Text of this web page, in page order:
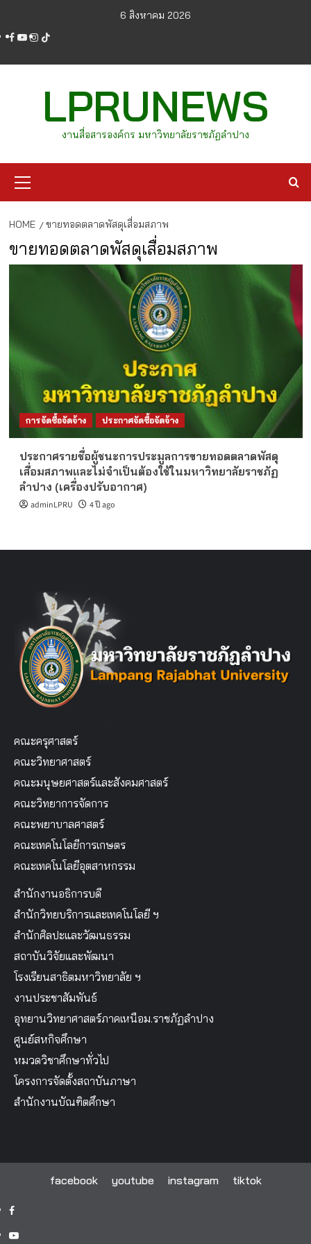
content
6 สิงหาคม 2026
facebook
youtube
instagram
tiktok
LPRUNEWS
งานสื่อสารองค์กร มหาวิทยาลัยราชภัฏลำปาง
Menu
HOME ขายทอดตลาดพัสดุเสื่อมสภาพ
ขายทอดตลาดพัสดุเสื่อมสภาพ
การจัดซื้อจัดจ้าง ประกาศจัดซื้อจัดจ้าง
ประกาศรายชื่อผู้ชนะการประมูลการขายทอดตลาดพัสดุ
เสื่อมสภาพและไม่จำเป็นต้องใช้ในมหาวิทยาลัยราชภัฏ
ลำปาง (เครื่องปรับอากาศ)
adminLPRU 4 ปี ago
คณะครุศาสตร์
คณะวิทยาศาสตร์
คณะมนุษยศาสตร์และสังคมศาสตร์
คณะวิทยาการจัดการ
คณะพยาบาลศาสตร์
คณะเทคโนโลยีการเกษตร
คณะเทคโนโลยีอุตสาหกรรม
สำนักงานอธิการบดี
สำนักวิทยบริการและเทคโนโลยี ฯ
สำนักศิลปะและวัฒนธรรม
สถาบันวิจัยและพัฒนา
โรงเรียนสาธิตมหาวิทยาลัย ฯ
งานประชาสัมพันธ์
อุทยานวิทยาศาสตร์ภาคเหนือม.ราชภัฏลำปาง
ศูนย์สหกิจศึกษา
หมวดวิชาศึกษาทั่วไป
โครงการจัดตั้งสถาบันภาษา
สำนักงานบัณฑิตศึกษา
facebook youtube instagram tiktok
facebook
youtube